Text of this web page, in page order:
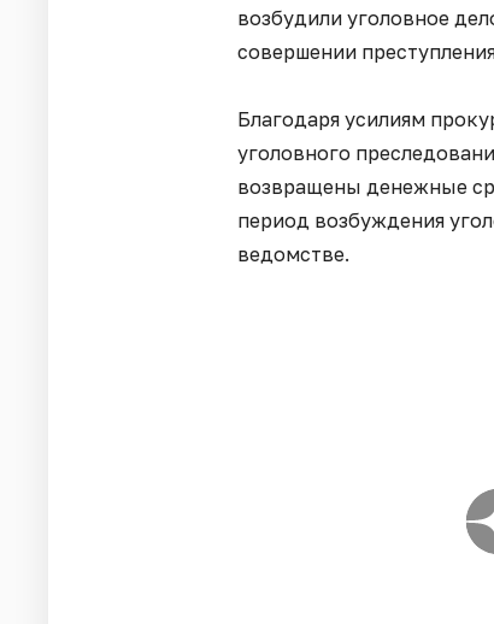
возбудили уголовное
совершении
Благодаря усилиям
уголовного
возвращены денежные
период возбуждения
ведомстве.